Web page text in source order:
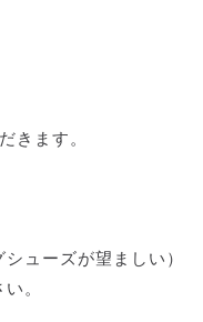
きます。
ューズが望ましい）
。